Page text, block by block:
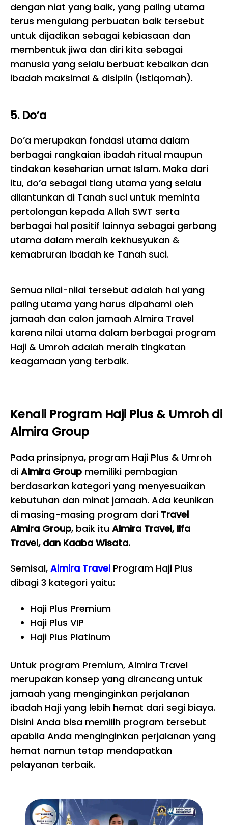
dengan niat yang baik, yang paling utama
terus mengulang perbuatan baik tersebut
untuk dijadikan sebagai kebiasaan dan
membentuk jiwa dan diri kita sebagai
manusia yang selalu berbuat kebaikan dan
ibadah maksimal & disiplin (Istiqomah).
5. Do’a
Do’a merupakan fondasi utama dalam
berbagai rangkaian ibadah ritual maupun
tindakan keseharian umat Islam. Maka dari
itu, do’a sebagai tiang utama yang selalu
dilantunkan di Tanah suci untuk meminta
pertolongan kepada Allah SWT serta
berbagai hal positif lainnya sebagai gerbang
utama dalam meraih kekhusyukan &
kemabruran ibadah ke Tanah suci.
Semua nilai-nilai tersebut adalah hal yang
paling utama yang harus dipahami oleh
jamaah dan calon jamaah Almira Travel
karena nilai utama dalam berbagai program
Haji & Umroh adalah meraih tingkatan
keagamaan yang terbaik.
Kenali Program Haji Plus & Umroh di
Almira Group
Pada prinsipnya, program Haji Plus & Umroh
di Almira Group memiliki pembagian
berdasarkan kategori yang menyesuaikan
kebutuhan dan minat jamaah. Ada keunikan
di masing-masing program dari Travel
Almira Group, baik itu Almira Travel, Ilfa
Travel, dan Kaaba Wisata.
Semisal, Almira Travel Program Haji Plus
dibagi 3 kategori yaitu:
Haji Plus Premium
Haji Plus VIP
Haji Plus Platinum
Untuk program Premium, Almira Travel
merupakan konsep yang dirancang untuk
jamaah yang menginginkan perjalanan
ibadah Haji yang lebih hemat dari segi biaya.
Disini Anda bisa memilih program tersebut
apabila Anda menginginkan perjalanan yang
hemat namun tetap mendapatkan
pelayanan terbaik.